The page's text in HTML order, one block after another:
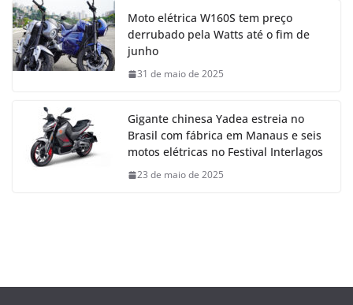
Moto elétrica W160S tem preço
derrubado pela Watts até o fim de
junho
31 de maio de 2025
Gigante chinesa Yadea estreia no
Brasil com fábrica em Manaus e seis
motos elétricas no Festival Interlagos
23 de maio de 2025